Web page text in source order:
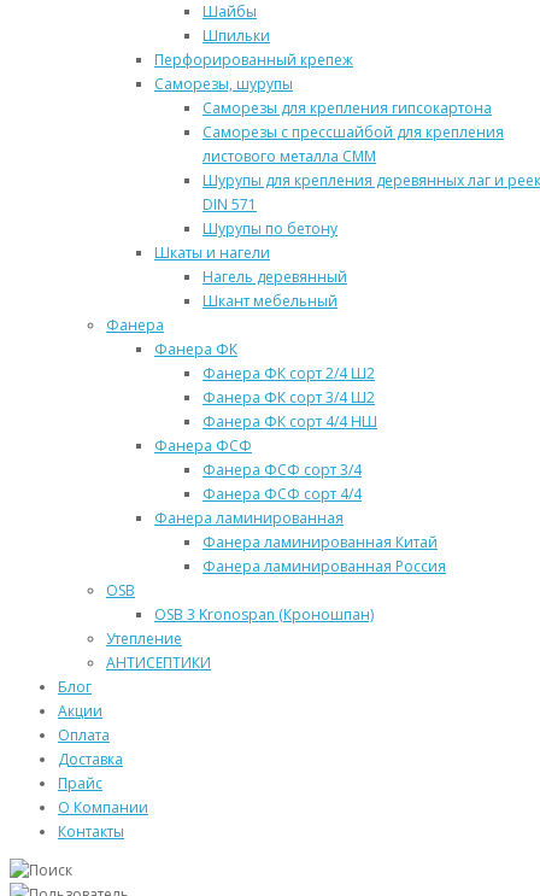
Шайбы
Шпильки
Перфорированный крепеж
Саморезы, шурупы
Саморезы для крепления гипсокартона
Саморезы с прессшайбой для крепления
листового металла СММ
Шурупы для крепления деревянных лаг и реек
DIN 571
Шурупы по бетону
Шкаты и нагели
Нагель деревянный
Шкант мебельный
Фанера
Фанера ФК
Фанера ФК сорт 2/4 Ш2
Фанера ФК сорт 3/4 Ш2
Фанера ФК сорт 4/4 НШ
Фанера ФСФ
Фанера ФСФ сорт 3/4
Фанера ФСФ сорт 4/4
Фанера ламинированная
Фанера ламинированная Китай
Фанера ламинированная Россия
OSB
OSB 3 Kronospan (Кроношпан)
Утепление
АНТИСЕПТИКИ
Блог
Акции
Оплата
Доставка
Прайс
О Компании
Контакты